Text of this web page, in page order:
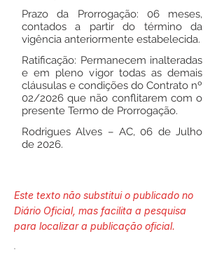
Prazo da Prorrogação: 06 meses,
contados a partir do término da
vigência anteriormente estabelecida.
Ratificação: Permanecem inalteradas
e em pleno vigor todas as demais
cláusulas e condições do Contrato nº
02/2026 que não conflitarem com o
presente Termo de Prorrogação.
Rodrigues Alves – AC, 06 de Julho
de 2026.
Este texto não substitui o publicado no
Diário Oficial, mas facilita a pesquisa
para localizar a publicação oficial.